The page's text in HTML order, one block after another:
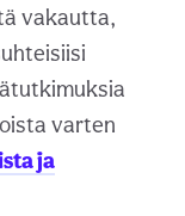
vakautta,
varten
ja